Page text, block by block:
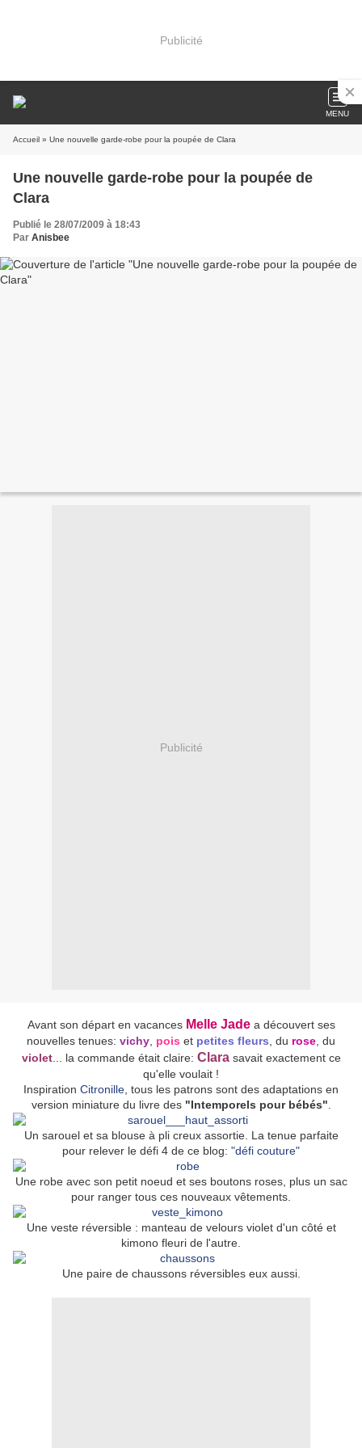
Publicité
MENU
Accueil » Une nouvelle garde-robe pour la poupée de Clara
Une nouvelle garde-robe pour la poupée de
Clara
Publié le 28/07/2009 à 18:43
Par Anisbee
Publicité
Avant son départ en vacances Melle Jadea découvert ses
nouvelles tenues: vichy pois et petites fleurs , du rose , du
violet... la commande était claire: Clarasavait exactement ce
qu'elle voulait !
Inspiration Citronille , tous les patrons sont des adaptations en
version miniature du livre des "Intemporels pour bébés"
Un sarouel et sa blouse à pli creux assortie. La tenue parfaite
pour relever le défi 4 de ce blog: "défi couture"
Une robe avec son petit noeud et ses boutons roses, plus un sac
pour ranger tous ces nouveaux vêtements.
Une veste réversible : manteau de velours violet d'un côté et
kimono fleuri de l'autre.
Une paire de chaussons réversibles eux aussi.